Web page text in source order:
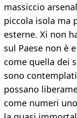
massiccio
piccola isola ma
esterne. Xi non
sul Paese non è
come quella dei
sono
possano
come numeri